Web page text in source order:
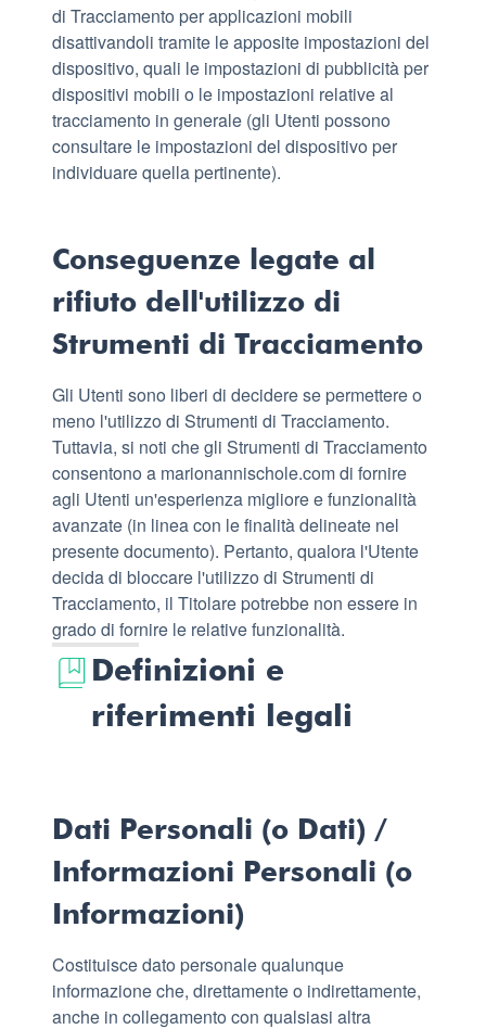
di Tracciamento per applicazioni mobili
disattivandoli tramite le apposite impostazioni del
dispositivo, quali le impostazioni di pubblicità per
dispositivi mobili o le impostazioni relative al
tracciamento in generale (gli Utenti possono
consultare le impostazioni del dispositivo per
individuare quella pertinente).
Conseguenze legate al
rifiuto dell'utilizzo di
Strumenti di Tracciamento
Gli Utenti sono liberi di decidere se permettere o
meno l'utilizzo di Strumenti di Tracciamento.
Tuttavia, si noti che gli Strumenti di Tracciamento
consentono a marionannischole.com di fornire
agli Utenti un'esperienza migliore e funzionalità
avanzate (in linea con le finalità delineate nel
presente documento). Pertanto, qualora l'Utente
decida di bloccare l'utilizzo di Strumenti di
Tracciamento, il Titolare potrebbe non essere in
grado di fornire le relative funzionalità.
Definizioni e
riferimenti legali
Dati Personali (o Dati) /
Informazioni Personali (o
Informazioni)
Costituisce dato personale qualunque
informazione che, direttamente o indirettamente,
anche in collegamento con qualsiasi altra